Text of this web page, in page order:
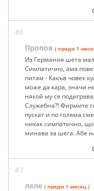
#8
Пропов ( преди 1
Из Германия шета
Симпатично, ама
питам - Какъв човек
може да кара, значи
някой му се
Служебна?! Фирмите
пускат и по голяма
никак симпатично,
минава за шега. Абе
#7
леле ( преди 1 месец )